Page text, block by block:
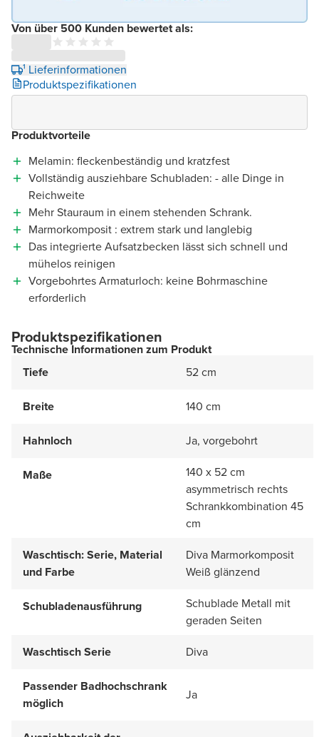
Von über 500 Kunden bewertet als:
¹ Lieferinformationen
Produktspezifikationen
Produktvorteile
Melamin: fleckenbeständig und kratzfest
Vollständig ausziehbare Schubladen: - alle Dinge in
Reichweite
Mehr Stauraum in einem stehenden Schrank.
Marmorkomposit : extrem stark und langlebig
Das integrierte Aufsatzbecken lässt sich schnell und
mühelos reinigen
Vorgebohrtes Armaturloch: keine Bohrmaschine
erforderlich
Produktspezifikationen
Technische Informationen zum Produkt
Tiefe
52 cm
Breite 140 cm
Hahnloch Ja, vorgebohrt
Maße
140 x 52 cm
asymmetrisch rechts
Schrankkombination 45
cm
Waschtisch: Serie, Material
und Farbe
Diva Marmorkomposit
Weiß glänzend
Schubladenausführung
Schublade Metall mit
geraden Seiten
Waschtisch Serie
Diva
Passender Badhochschrank
möglich
Ja